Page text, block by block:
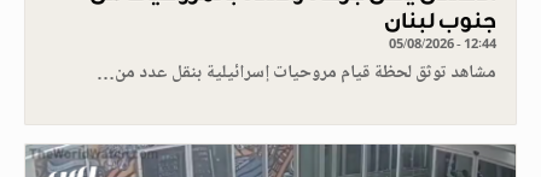
جنوب لبنان
05/08/2026 - 12:44
مشاهد توثق لحظة قيام مروحيات إسرائيلية بنقل عدد من…